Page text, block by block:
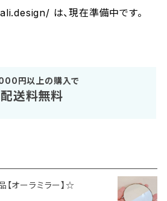
は、現在準備中です。
円以上の購入で
配送料無料
オーラミラー】☆